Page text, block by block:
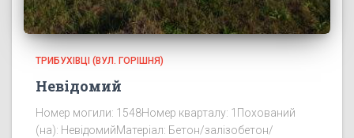
ТРИБУХІВЦІ (ВУЛ. ГОРІШНЯ)
Невідомий
Номер могили: 1548Номер кварталу: 1Похований
(на): НевідомийМатеріал: Бетон/залізобетон/